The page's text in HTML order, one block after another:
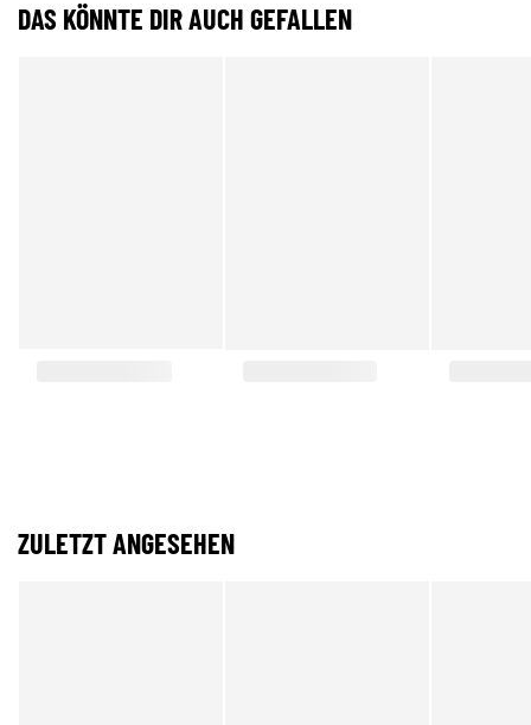
DAS KÖNNTE DIR AUCH GEFALLEN
ZULETZT ANGESEHEN